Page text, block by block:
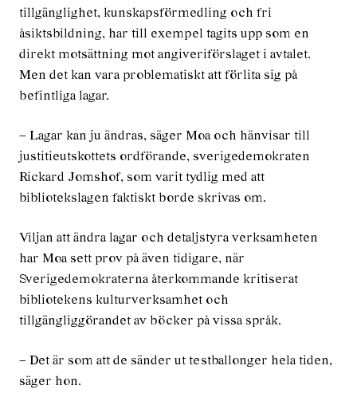
tillgänglighet, kunskapsförmedling och fri
åsiktsbildning, har till exempel tagits upp som en
direkt motsättning mot angiveriförslaget i avtalet.
Men det kan vara problematiskt att förlita sig på
befintliga lagar.
– Lagar kan ju ändras, säger Moa och hänvisar till
justitieutskottets ordförande, sverigedemokraten
Rickard Jomshof, som varit tydlig med att
bibliotekslagen faktiskt borde skrivas om.
Viljan att ändra lagar och detaljstyra verksamheten
har Moa sett prov på även tidigare, när
Sverigedemokraterna återkommande kritiserat
bibliotekens kulturverksamhet och
tillgängliggörandet av böcker på vissa språk.
– Det är som att de sänder ut testballonger hela tiden,
säger hon.